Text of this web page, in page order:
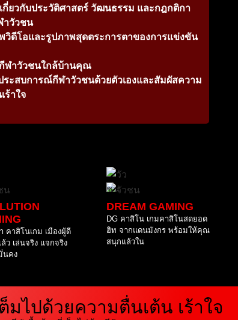
เกี่ยวกับประวัติศาสตร์ วัฒนธรรม และกฎกติกา
าวัวชน
วิดีโอและรูปภาพสุดตระการตาของการแข่งขัน
ฬาวัวชนใกล้บ้านคุณ
ระสบการณ์กีฬาวัวชนด้วยตัวเองและสัมผัสความ
ร้าใจ
คาสิโนเกม เมืองผู้ดี
ว เล่นจริง แจกจริง
นคง
DREAM GAMING
DG คาสิโน เกมคาสิโนสดยอด
ฮิท จากแดนมังกร พร้อมให้คุณ
สนุกแล้วใน
ไปด้วยความตื่นเต้น เร้าใจ